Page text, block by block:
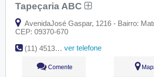
Tapeçaria ABC
AvenidaJosé Gaspar, 1216 - Bairro:
CEP: 09370-670
(11) 4513-5979
ver telefone
Comente